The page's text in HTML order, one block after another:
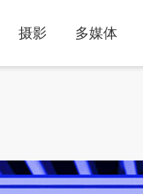
摄影 多媒体